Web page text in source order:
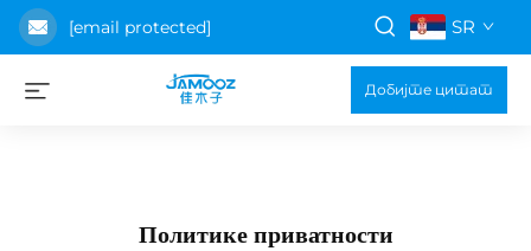
[email protected] SR
Добијте цитат
Политике приватности